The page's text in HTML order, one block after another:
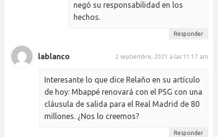
negó su responsabilidad en los
hechos.
Responder
lablanco 2 septiembre, 2021 a las 11:17 am
Interesante lo que dice Relaño en su artículo
de hoy: Mbappé renovará con el PSG con una
cláusula de salida para el Real Madrid de 80
millones. ¿Nos lo creemos?
Responder